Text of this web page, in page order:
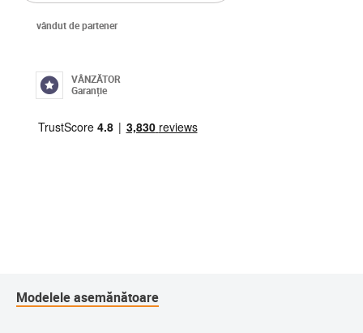
vândut de partener
VÂNZĂTOR
Garanție
Modelele asemănătoare